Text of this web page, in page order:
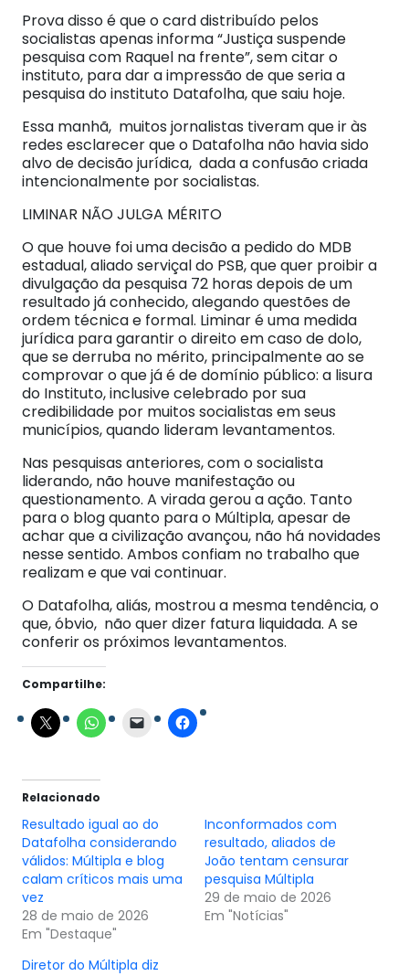
Prova disso é que o card distribuído pelos
socialistas apenas informa “Justiça suspende
pesquisa com Raquel na frente”, sem citar o
instituto, para dar a impressão de que seria a
pesquisa do instituto Datafolha, que saiu hoje.
Essa manhã, muitos jornalistas tiveram que ir às
redes esclarecer que o Datafolha não havia sido
alvo de decisão jurídica, dada a confusão criada
intencionalmente por socialistas.
LIMINAR NÃO JULGA MÉRITO
O que houve foi uma decisão a pedido do MDB
estadual, aliado serviçal do PSB, que quer proibir a
divulgação da pesquisa 72 horas depois de um
resultado já conhecido, alegando questões de
ordem técnica e formal. Liminar é uma medida
jurídica para garantir o direito em caso de dolo,
que se derruba no mérito, principalmente ao se
comprovar o que já é de domínio público: a lisura
do Instituto, inclusive celebrado por sua
credibilidade por muitos socialistas em seus
municípios, quando lideram levantamentos.
Nas pesquisas anteriores, com o socialista
liderando, não houve manifestação ou
questionamento. A virada gerou a ação. Tanto
para o blog quanto para o Múltipla, apesar de
achar que a civilização avançou, não há novidades
nesse sentido. Ambos confiam no trabalho que
realizam e que vai continuar.
O Datafolha, aliás, mostrou a mesma tendência, o
que, óbvio, não quer dizer fatura liquidada. A se
conferir os próximos levantamentos.
Compartilhe:
Relacionado
Resultado igual ao do
Datafolha considerando
válidos: Múltipla e blog
calam críticos mais uma
vez
28 de maio de 2026
Em "Destaque"
Inconformados com
resultado, aliados de
João tentam censurar
pesquisa Múltipla
29 de maio de 2026
Em "Notícias"
Diretor do Múltipla diz